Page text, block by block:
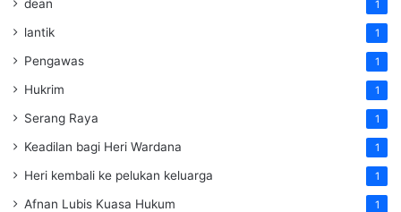
dean 1
lantik 1
Pengawas 1
Hukrim 1
Serang Raya 1
Keadilan bagi Heri Wardana 1
Heri kembali ke pelukan keluarga 1
Afnan Lubis Kuasa Hukum 1